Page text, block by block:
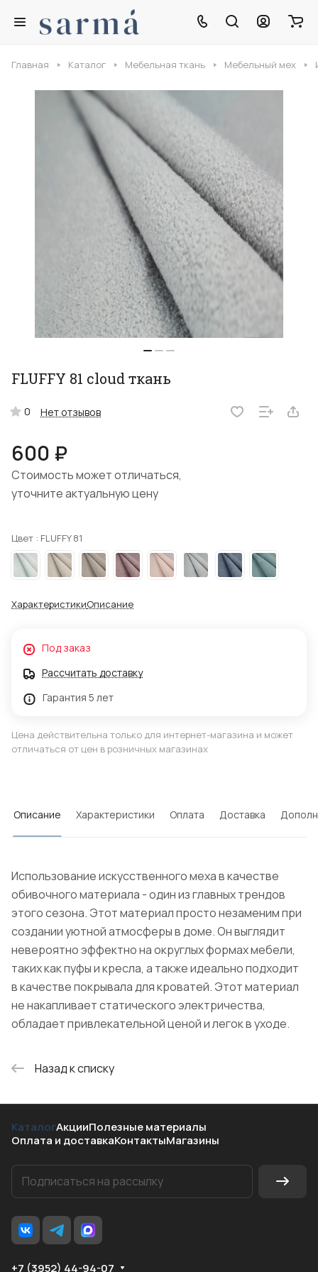
Главная Каталог Мебельная ткань Мебельный мех
FLUFFY 81 cloud ткань
0 Нет отзывов
600 ₽
Стоимость может отличаться,
уточните актуальную цену
Цвет : FLUFFY 81
ХарактеристикиОписание
Под заказ
Рассчитать доставку
Гарантия 5 лет
Цена действительна только для интернет-магазина и может
отличаться от цен в розничных магазинах
Описание Характеристики Оплата Доставка
Использование искусственного меха в качестве
обивочного материала - один из главных трендов
этого сезона. Этот материал просто незаменим при
создании уютной атмосферы в доме. Он выглядит
невероятно эффектно на округлых формах мебели,
таких как пуфы и кресла, а также идеально подходит
в качестве покрывала для кроватей. Этот материал
не накапливает статического электричества,
обладает привлекательной ценой и легок в уходе.
Назад к списку
КаталогАкцииПолезные материалы
Оплата и доставкаКонтактыМагазины
+7 (3952) 44-94-07